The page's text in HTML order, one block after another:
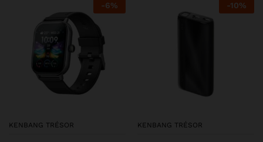
-6%
KENBANG TRÉSOR
-10%
KENBANG TRÉSOR